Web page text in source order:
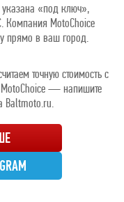
«под ключ»,
Компания MotoChoice
прямо в ваш город.
точную стоимость с
— напишите
Baltmoto.ru.